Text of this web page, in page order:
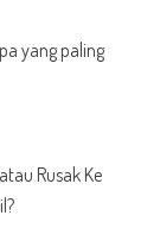
yang paling
Rusak Ke